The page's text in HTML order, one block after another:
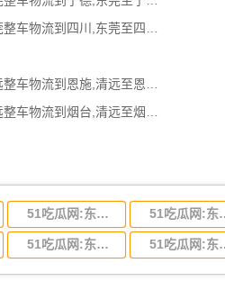
51吃瓜网:东莞到河北省物流专线,东莞到河北省物流公司 51吃瓜网:东莞到吉
51吃瓜网:东莞到山东省物流专线,东莞到山东省物流公司 51吃瓜网:东莞到江苏